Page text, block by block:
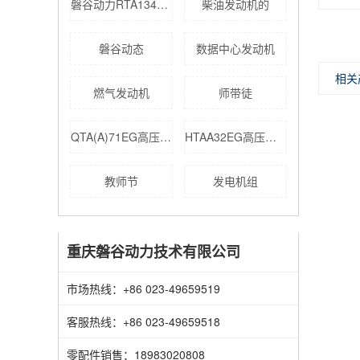
磐谷动力RTA1340燃气发电机组 柴油发动机的
磐谷动态 数据中心发动机
燃气发动机 师带徒
QTA(A)71EG高压共轨柴油发动机生产厂家 HTAA32EG高压共轨柴油发动机
教师节 发电机组
重庆磐谷动力技术有限公司
市场热线：+86 023-49659519
客服热线：+86 023-49659518
零配件销售：18983020808
相